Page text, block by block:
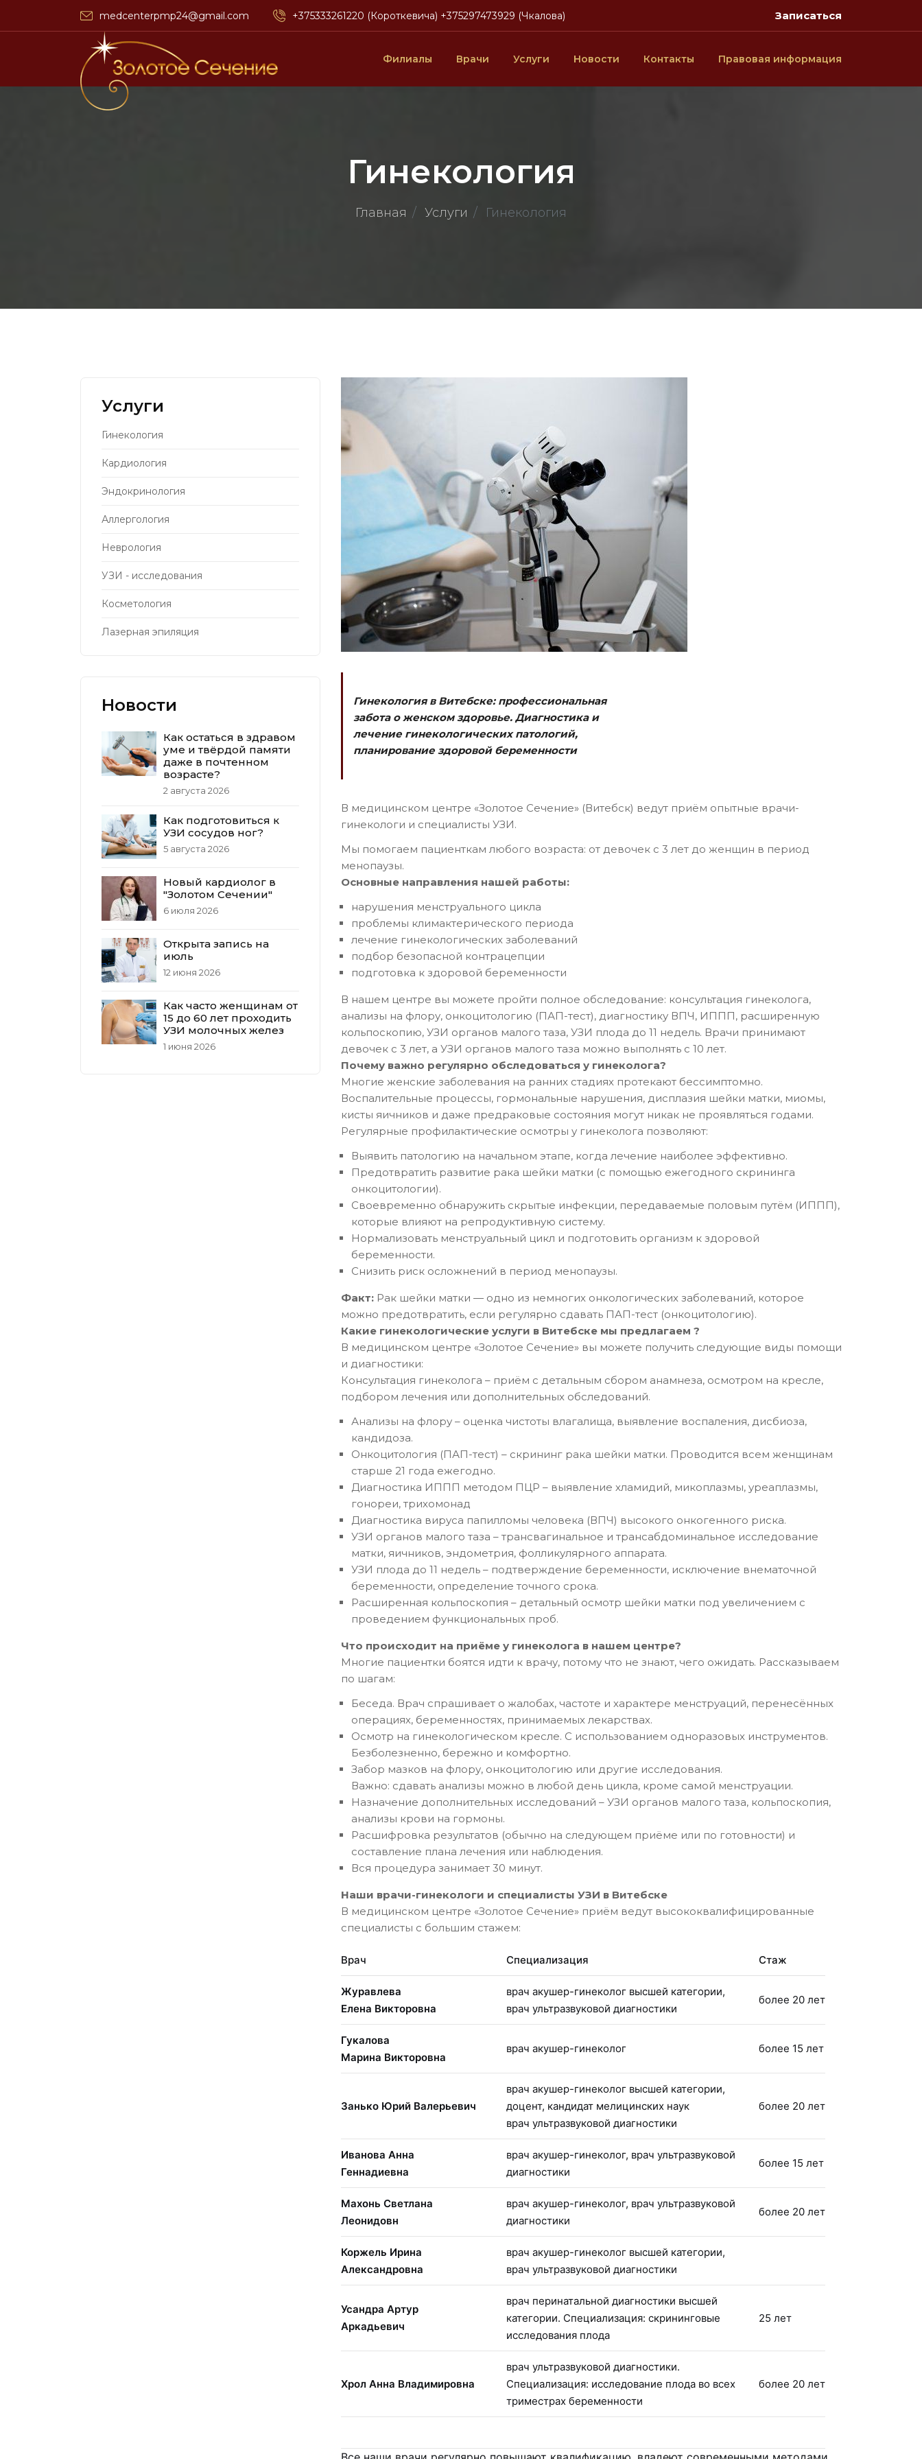
medcenterpmp24@gmail.com +375333261220 (Короткевича) +375297473929 (Чкалова) Записаться
Филиалы Врачи Услуги Новости Контакты Правовая информация
Гинекология
Главная Услуги Гинекология
Услуги
Гинекология
Кардиология
Эндокринология
Аллергология
Неврология
УЗИ - исследования
Косметология
Лазерная эпиляция
Новости
Как остаться в здравом
уме и твёрдой памяти
даже в почтенном
возрасте?
2 августа 2026
Как подготовиться к
УЗИ сосудов ног?
5 августа 2026
Новый кардиолог в
"Золотом Сечении"
6 июля 2026
Открыта запись на
июль
12 июня 2026
Как часто женщинам от
15 до 60 лет проходить
УЗИ молочных желез
1 июня 2026
Гинекология в Витебске: профессиональная
забота о женском здоровье. Диагностика и
лечение гинекологических патологий,
планирование здоровой беременности
В медицинском центре «Золотое Сечение» (Витебск) ведут приём опытные врачи-
гинекологи и специалисты УЗИ.
Мы помогаем пациенткам любого возраста: от девочек с 3 лет до женщин в период
менопаузы.
Основные направления нашей работы:
нарушения менструального цикла
проблемы климактерического периода
лечение гинекологических заболеваний
подбор безопасной контрацепции
подготовка к здоровой беременности
В нашем центре вы можете пройти полное обследование: консультация гинеколога,
анализы на флору, онкоцитологию (ПАП-тест), диагностику ВПЧ, ИППП, расширенную
кольпоскопию, УЗИ органов малого таза, УЗИ плода до 11 недель. Врачи принимают
девочек с 3 лет, а УЗИ органов малого таза можно выполнять с 10 лет.
Почему важно регулярно обследоваться у гинеколога?
Многие женские заболевания на ранних стадиях протекают бессимптомно.
Воспалительные процессы, гормональные нарушения, дисплазия шейки матки, миомы,
кисты яичников и даже предраковые состояния могут никак не проявляться годами.
Регулярные профилактические осмотры у гинеколога позволяют:
Выявить патологию на начальном этапе, когда лечение наиболее эффективно.
Предотвратить развитие рака шейки матки (с помощью ежегодного скрининга
онкоцитологии).
Своевременно обнаружить скрытые инфекции, передаваемые половым путём (ИППП),
которые влияют на репродуктивную систему.
Нормализовать менструальный цикл и подготовить организм к здоровой
беременности.
Снизить риск осложнений в период менопаузы.
Факт: Рак шейки матки — одно из немногих онкологических заболеваний, которое
можно предотвратить, если регулярно сдавать ПАП-тест (онкоцитологию).
Какие гинекологические услуги в Витебске мы предлагаем ?
В медицинском центре «Золотое Сечение» вы можете получить следующие виды помощи
и диагностики:
Консультация гинеколога – приём с детальным сбором анамнеза, осмотром на кресле,
подбором лечения или дополнительных обследований.
Анализы на флору – оценка чистоты влагалища, выявление воспаления, дисбиоза,
кандидоза.
Онкоцитология (ПАП-тест) – скрининг рака шейки матки. Проводится всем женщинам
старше 21 года ежегодно.
Диагностика ИППП методом ПЦР – выявление хламидий, микоплазмы, уреаплазмы,
гонореи, трихомонад
Диагностика вируса папилломы человека (ВПЧ) высокого онкогенного риска.
УЗИ органов малого таза – трансвагинальное и трансабдоминальное исследование
матки, яичников, эндометрия, фолликулярного аппарата.
УЗИ плода до 11 недель – подтверждение беременности, исключение внематочной
беременности, определение точного срока.
Расширенная кольпоскопия – детальный осмотр шейки матки под увеличением с
проведением функциональных проб.
Что происходит на приёме у гинеколога в нашем центре?
Многие пациентки боятся идти к врачу, потому что не знают, чего ожидать. Рассказываем
по шагам:
Беседа. Врач спрашивает о жалобах, частоте и характере менструаций, перенесённых
операциях, беременностях, принимаемых лекарствах.
Осмотр на гинекологическом кресле. С использованием одноразовых инструментов.
Безболезненно, бережно и комфортно.
Забор мазков на флору, онкоцитологию или другие исследования.
Важно: сдавать анализы можно в любой день цикла, кроме самой менструации.
Назначение дополнительных исследований – УЗИ органов малого таза, кольпоскопия,
анализы крови на гормоны.
Расшифровка результатов (обычно на следующем приёме или по готовности) и
составление плана лечения или наблюдения.
Вся процедура занимает 30 минут.
Наши врачи-гинекологи и специалисты УЗИ в Витебске
В медицинском центре «Золотое Сечение» приём ведут высококвалифицированные
специалисты с большим стажем:
Врач Специализация Стаж
Журавлева
Елена Викторовна
врач акушер-гинеколог высшей категории,
врач ультразвуковой диагностики
более 20 лет
Гукалова
Марина Викторовна
врач акушер-гинеколог более 15 лет
Занько Юрий Валерьевич
врач акушер-гинеколог высшей категории,
доцент, кандидат мелицинских наук
врач ультразвуковой диагностики
более 20 лет
Иванова Анна
Геннадиевна
врач акушер-гинеколог, врач ультразвуковой
диагностики
более 15 лет
Махонь Светлана
Леонидовн
врач акушер-гинеколог, врач ультразвуковой
диагностики
более 20 лет
Коржель Ирина
Александровна
врач акушер-гинеколог высшей категории,
врач ультразвуковой диагностики
Усандра Артур
Аркадьевич
врач перинатальной диагностики высшей
категории. Специализация: скрининговые
исследования плода
25 лет
Хрол Анна Владимировна
врач ультразвуковой диагностики.
Специализация: исследование плода во всех
триместрах беременности
более 20 лет